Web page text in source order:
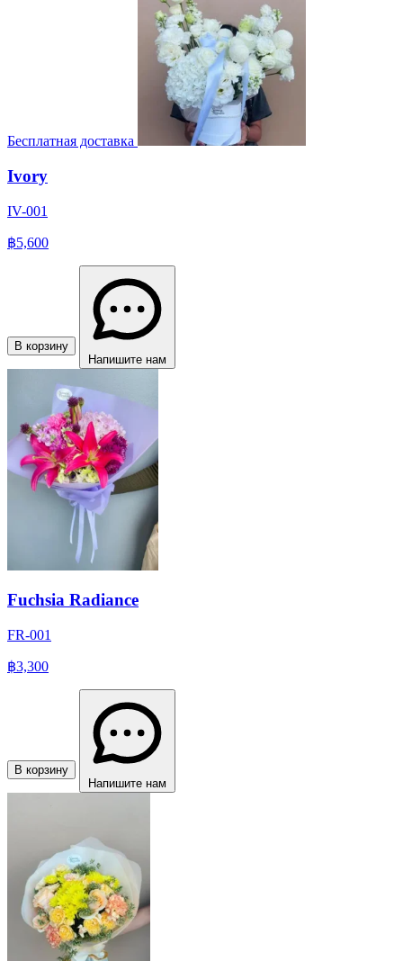
Бесплатная доставка
Ivory
IV-001
฿5,600
В корзину
Напишите нам
Fuchsia Radiance
FR-001
฿3,300
В корзину
Напишите нам